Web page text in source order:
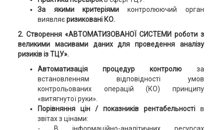
За якими критеріями контролюючий орган
виявляєризиковані КО.
2. Створення «АВТОМАТИЗОВАНОЇ СИСТЕМИ роботи з
великими масивами даних для проведення аналізу
ризиків із ТЦУ».
Автоматизація процедур контролю за
встановленням відповідності умов
контрольованих операцій (КО) принципу
«витягнутої руки».
Порівняння цін / показників рентабельностів
звітах з цінами: